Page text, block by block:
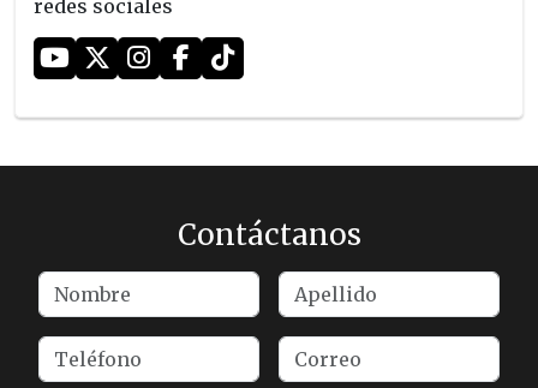
redes sociales
Contáctanos